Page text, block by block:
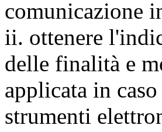
comunicazione
ii. ottenere
delle finalità e
applicata in
strumenti